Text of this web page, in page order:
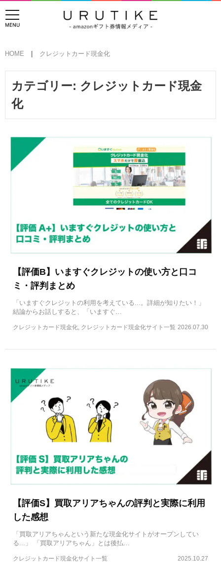
HOME クレジットカード現金化
カテゴリー: クレジットカード現金
化
【評価B】いますぐクレジットの使い方と口コ
ミ・評判まとめ
「いますぐクレジットの利用を考えている...。詳細が知りたい！」
結論からお話しすると、「いますぐ…
2026.07.30
クレジットカード現金化, クレジットカード現金化サイト一覧
【評価S】買取アリアちゃんの評判と実際に利用
した感想
「買取アリアちゃんという新たな現金化サイトがオープンしてい
る...」 「買取アリアちゃん」とは後払…
2025.10.27
クレジットカード現金化サイト一覧